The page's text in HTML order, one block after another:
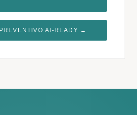
AI-READY →